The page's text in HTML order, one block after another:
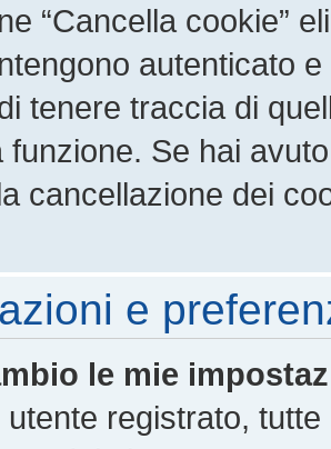
“Cancella cookie”
autenticato
tenere traccia di
funzione. Se hai
cancellazione dei
e
le mie
utente registrato,